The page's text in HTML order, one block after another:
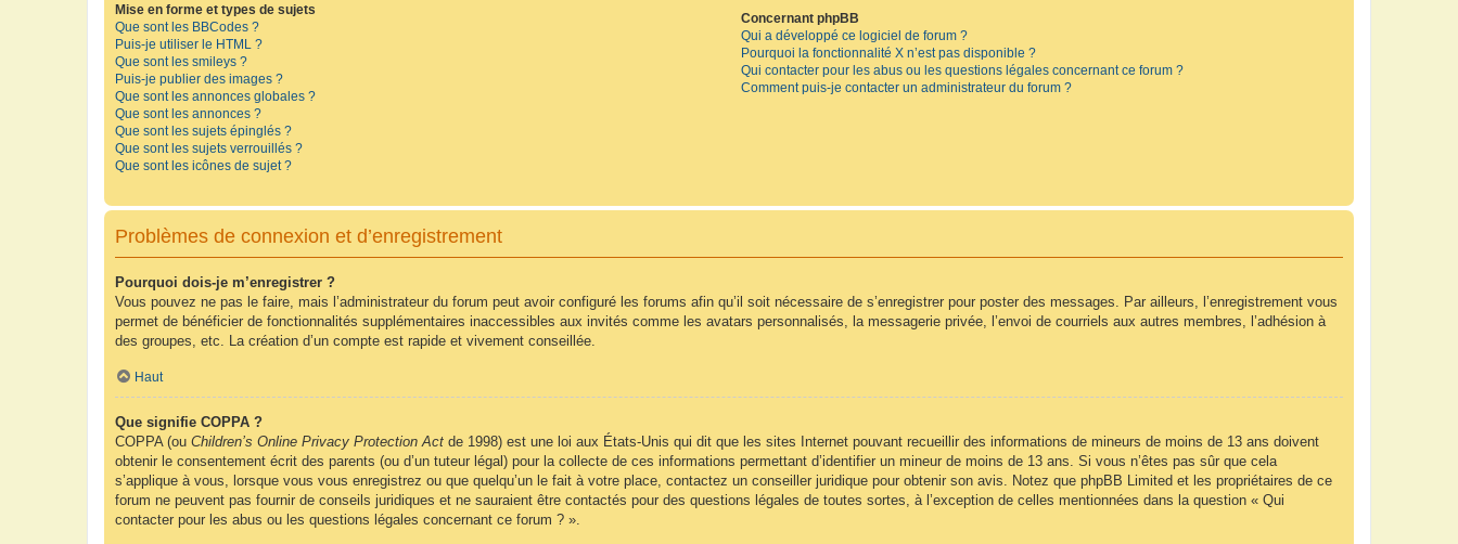
Mise en forme et types de sujets
Que sont les BBCodes ?
Puis-je utiliser le HTML ?
Que sont les smileys ?
Puis-je publier des images ?
Que sont les annonces globales ?
Que sont les annonces ?
Que sont les sujets épinglés ?
Que sont les sujets verrouillés ?
Que sont les icônes de sujet ?
Concernant phpBB
Qui a développé ce logiciel de forum ?
Pourquoi la fonctionnalité X n’est pas disponible ?
Qui contacter pour les abus ou les questions légales concernant ce forum ?
Comment puis-je contacter un administrateur du forum ?
Problèmes de connexion et d’enregistrement
Pourquoi dois-je m’enregistrer ?
Vous pouvez ne pas le faire, mais l’administrateur du forum peut avoir configuré les forums afin qu’il soit nécessaire de s’enregistrer pour poster des messages. Par ailleurs, l’enregistrement vous
permet de bénéficier de fonctionnalités supplémentaires inaccessibles aux invités comme les avatars personnalisés, la messagerie privée, l’envoi de courriels aux autres membres, l’adhésion à
des groupes, etc. La création d’un compte est rapide et vivement conseillée.
Haut
Que signifie COPPA ?
COPPA (ou Children’s Online Privacy Protection Act de 1998) est une loi aux États-Unis qui dit que les sites Internet pouvant recueillir des informations de mineurs de moins de 13 ans doivent
obtenir le consentement écrit des parents (ou d’un tuteur légal) pour la collecte de ces informations permettant d’identifier un mineur de moins de 13 ans. Si vous n’êtes pas sûr que cela
s’applique à vous, lorsque vous vous enregistrez ou que quelqu’un le fait à votre place, contactez un conseiller juridique pour obtenir son avis. Notez que phpBB Limited et les propriétaires de ce
forum ne peuvent pas fournir de conseils juridiques et ne sauraient être contactés pour des questions légales de toutes sortes, à l’exception de celles mentionnées dans la question « Qui
contacter pour les abus ou les questions légales concernant ce forum ? ».